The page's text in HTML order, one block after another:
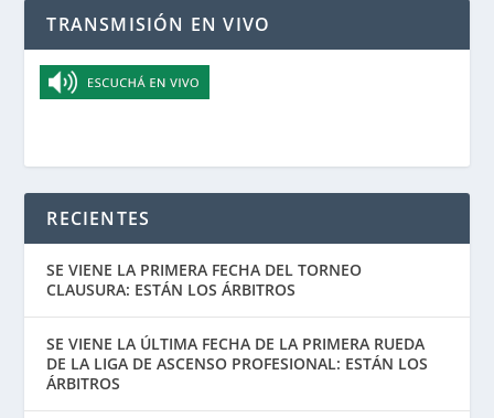
TRANSMISIÓN EN VIVO
RECIENTES
SE VIENE LA PRIMERA FECHA DEL TORNEO
CLAUSURA: ESTÁN LOS ÁRBITROS
SE VIENE LA ÚLTIMA FECHA DE LA PRIMERA RUEDA
DE LA LIGA DE ASCENSO PROFESIONAL: ESTÁN LOS
ÁRBITROS